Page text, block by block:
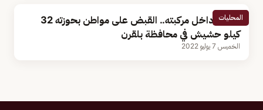
المحليات
مخبأة داخل مركبته.. القبض على مواطن بحوزته 32
كيلو حشيش في محافظة بلقرن
الخميس 7 يوليو 2022